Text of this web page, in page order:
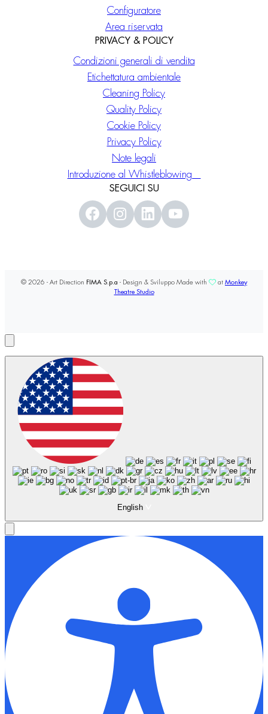
Configuratore
Area riservata
PRIVACY & POLICY
Condizioni generali di vendita
Etichettatura ambientale
Cleaning Policy
Quality Policy
Cookie Policy
Privacy Policy
Note legali
Introduzione al Whistleblowing
SEGUICI SU
© 2026 - Art Direction FIMA S.p.a - Design & Sviluppo Made with at Monkey
Theatre Studio
English